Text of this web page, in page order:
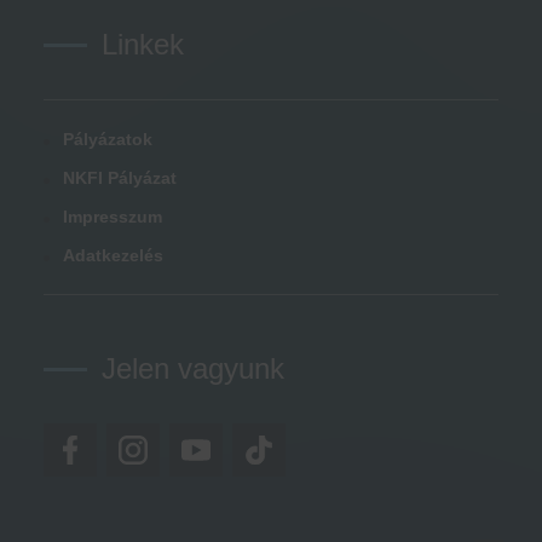
Linkek
Pályázatok
NKFI Pályázat
Impresszum
Adatkezelés
Jelen vagyunk